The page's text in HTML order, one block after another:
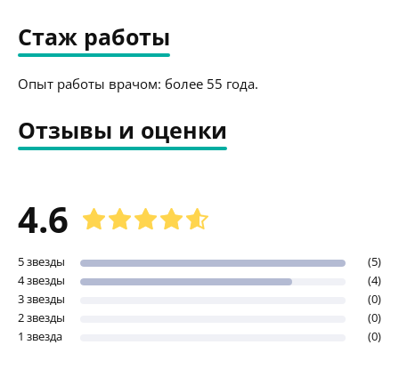
Стаж работы
Опыт работы врачом: более 55 года.
Отзывы и оценки
4.6
5 звезды
(5)
4 звезды
(4)
3 звезды
(0)
2 звезды
(0)
1 звезда
(0)